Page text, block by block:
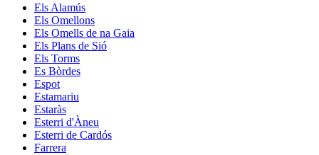
Els Alamús
Els Omellons
Els Omells de na Gaia
Els Plans de Sió
Els Torms
Es Bòrdes
Espot
Estamariu
Estaràs
Esterri d'Àneu
Esterri de Cardós
Farrera